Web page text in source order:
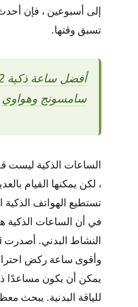
إلى أسبوعين ، فإن
تسبق وقتها.
سامسونج وهواوي
الساعات الذكية ليست
، لكن يمكنها القيام
تستطيع الهواتف الذكية
في أن الساعات الذكية
وأقوى ساعة ركض
يمكن أن يكون مساعدًا
للياقة البدنية. يبحث